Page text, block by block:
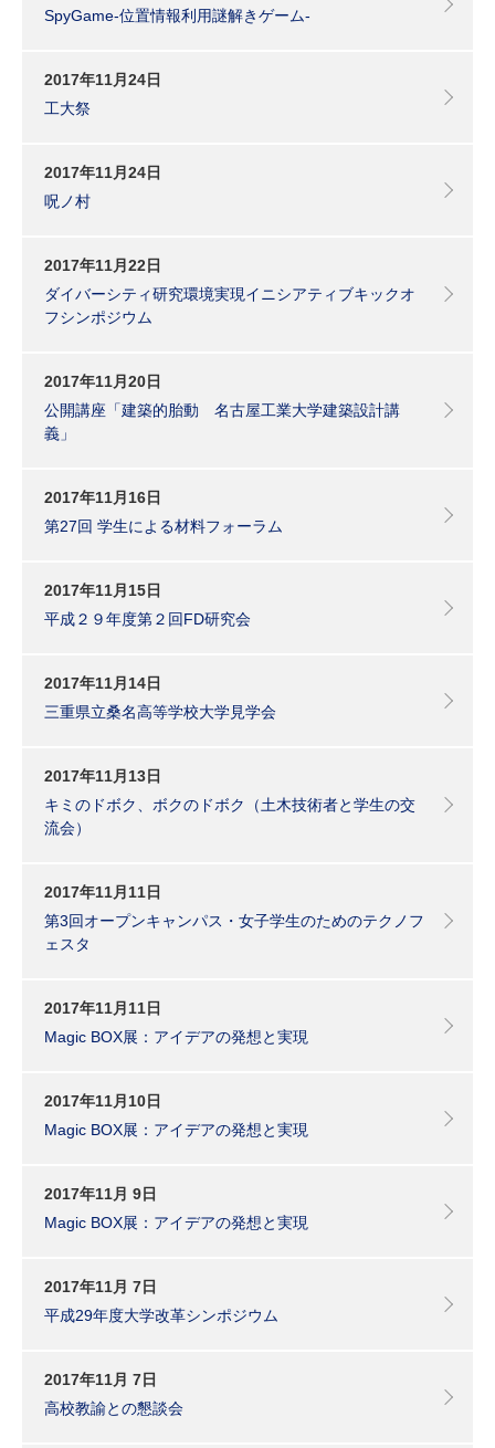
SpyGame-位置情報利用謎解きゲーム-
2017年11月24日
工大祭
2017年11月24日
呪ノ村
2017年11月22日
ダイバーシティ研究環境実現イニシアティブキックオ
フシンポジウム
2017年11月20日
公開講座「建築的胎動 名古屋工業大学建築設計講
義」
2017年11月16日
第27回 学生による材料フォーラム
2017年11月15日
平成２９年度第２回FD研究会
2017年11月14日
三重県立桑名高等学校大学見学会
2017年11月13日
キミのドボク、ボクのドボク（土木技術者と学生の交
流会）
2017年11月11日
第3回オープンキャンパス・女子学生のためのテクノフ
ェスタ
2017年11月11日
Magic BOX展：アイデアの発想と実現
2017年11月10日
Magic BOX展：アイデアの発想と実現
2017年11月 9日
Magic BOX展：アイデアの発想と実現
2017年11月 7日
平成29年度大学改革シンポジウム
2017年11月 7日
高校教諭との懇談会